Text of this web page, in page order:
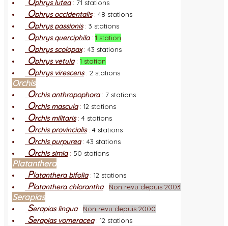
phrys lutea: 71 stations
Ophrys occidentalis: 48 stations
Ophrys passionis: 3 stations
Ophrys querciphila: 1 station
Ophrys scolopax: 43 stations
Ophrys vetula: 1 station
Ophrys virescens: 2 stations
Orchis
Orchis anthropophora: 7 stations
Orchis mascula: 12 stations
Orchis militaris: 4 stations
Orchis provincialis: 4 stations
Orchis purpurea: 43 stations
Orchis simia: 50 stations
Platanthera
Platanthera bifolia: 12 stations
Platanthera chlorantha: Non revu depuis 2003
Serapias
Serapias lingua: Non revu depuis 2000
Serapias vomeracea: 12 stations